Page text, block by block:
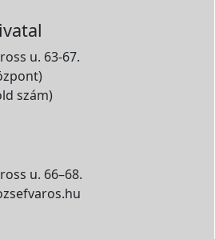
u. 63-67.
szám)
u. 66–68.